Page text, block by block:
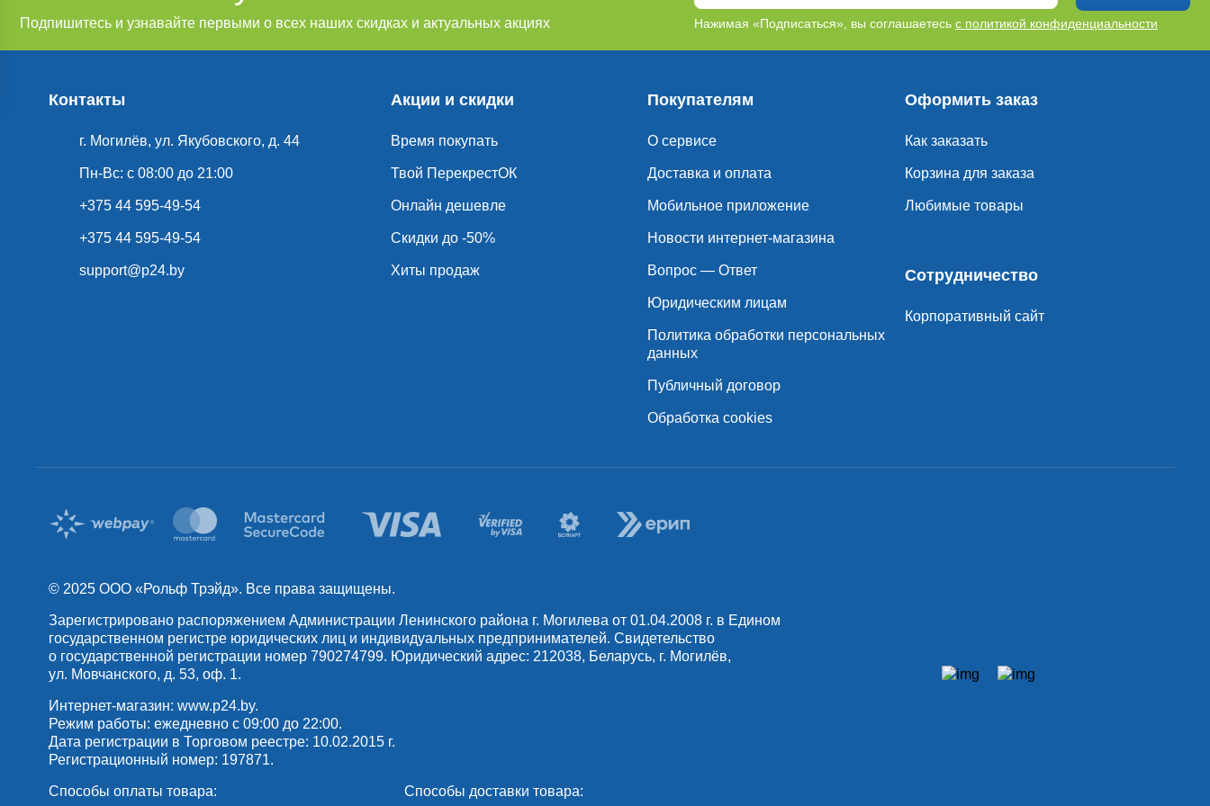
Голубцы (5) Готовые овощи Cross food (2)
Другие виды мяса (1) Блинчики и сырники (2) Торты (5) Шпик и сало (4)
Вермишель (1) Мясные полуфабрикаты (1) Фрукты в шоколаде (1) Стейки и филе тушки (1)
Котлеты и другие п/ф (2) Охлажденная рыба (1) Пицца, лазанья и чебуреки (1) Рыбные полуфабрикаты (1)
Подпишитесь и узнавайте первыми о всех наших скидках и актуальных акциях Нажимая «Подписаться», вы соглашаетесь с политикой конфиденциальности
Контакты
г. Могилёв, ул. Якубовского, д. 44
Пн-Вс: с 08:00 до 21:00
+375 44 595-49-54
+375 44 595-49-54
support@p24.by
Акции и скидки
Время покупать
Твой ПерекрестОК
Онлайн дешевле
Скидки до -50%
Хиты продаж
Покупателям
О сервисе
Доставка и оплата
Мобильное приложение
Новости интернет-магазина
Вопрос — Ответ
Юридическим лицам
Политика обработки персональных
данных
Публичный договор
Обработка cookies
Оформить заказ
Как заказать
Корзина для заказа
Любимые товары
Сотрудничество
Корпоративный сайт
© 2025 OOO «Рольф Трэйд». Все права защищены.
Зарегистрировано распоряжением Администрации Ленинского района г. Могилева от 01.04.2008 г. в Едином
государственном регистре юридических лиц и индивидуальных предпринимателей. Свидетельство
о государственной регистрации номер 790274799. Юридический адрес: 212038, Беларусь, г. Могилёв,
ул. Мовчанского, д. 53, оф. 1.
Интернет-магазин: www.p24.by.
Режим работы: ежедневно с 09:00 до 22:00.
Дата регистрации в Торговом реестре: 10.02.2015 г.
Регистрационный номер: 197871.
Способы оплаты товара: Способы доставки товара: